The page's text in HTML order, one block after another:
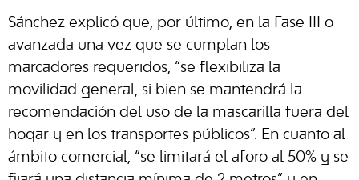
Sánchez explicó que, por último, en la Fase III o
avanzada una vez que se cumplan los
marcadores requeridos, “se flexibiliza la
movilidad general, si bien se mantendrá la
recomendación del uso de la mascarilla fuera del
hogar y en los transportes públicos”. En cuanto al
ámbito comercial, “se limitará el aforo al 50% y se